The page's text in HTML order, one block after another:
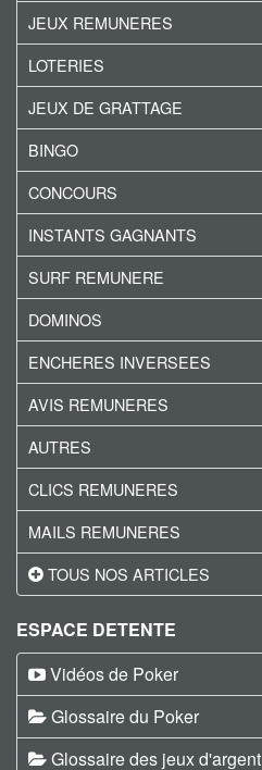
JEUX REMUNERES
LOTERIES
JEUX DE GRATTAGE
BINGO
CONCOURS
INSTANTS GAGNANTS
SURF REMUNERE
DOMINOS
ENCHERES INVERSEES
AVIS REMUNERES
AUTRES
CLICS REMUNERES
MAILS REMUNERES
TOUS NOS ARTICLES
ESPACE DETENTE
Vidéos de Poker
Glossaire du Poker
Glossaire des jeux d'argent